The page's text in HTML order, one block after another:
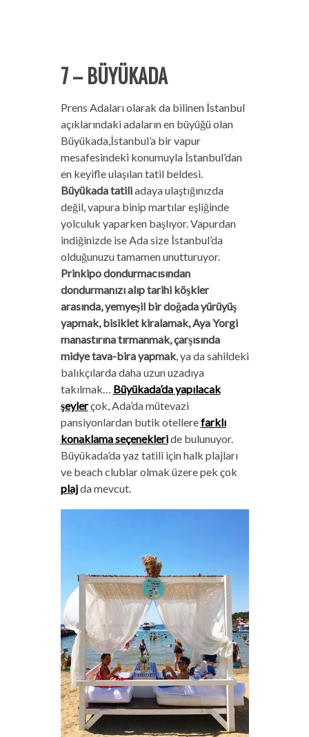
7 – BÜYÜKADA
Prens Adaları olarak da bilinen İstanbul
açıklarındaki adaların en büyüğü olan
Büyükada,İstanbul’a bir vapur
mesafesindeki konumuyla İstanbul’dan
en keyifle ulaşılan tatil beldesi.
Büyükada tatiliadaya ulaştığınızda
değil, vapura binip martılar eşliğinde
yolculuk yaparken başlıyor. Vapurdan
indiğinizde ise Ada size İstanbul’da
olduğunuzu tamamen unutturuyor.
Prinkipo dondurmacısından
dondurmanızı alıp tarihi köşkler
arasında, yemyeşil bir doğada yürüyüş
yapmak, bisiklet kiralamak, Aya Yorgi
manastırına tırmanmak, çarşısında
midye tava-bira yapmak, ya da sahildeki
balıkçılarda daha uzun uzadıya
takılmak… Büyükada’da yapılacak
şeylerçok, Ada’da mütevazi
pansiyonlardan butik otellerefarklı
konaklama seçenekleride bulunuyor.
Büyükada’da yaz tatili için halk plajları
ve beach clublar olmak üzere pek çok
plajda mevcut.